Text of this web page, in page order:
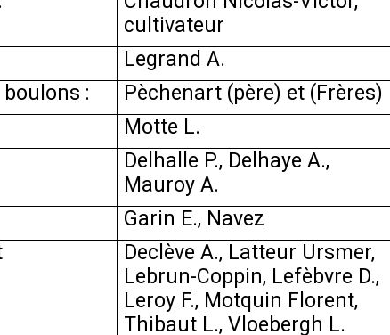
cultivateur
Legrand A.
:
Pèchenart (père) et (Frères)
Motte L.
Delhalle P., Delhaye A.,
Mauroy A.
Garin E., Navez
Declève A., Latteur Ursmer,
Lebrun-Coppin, Lefèbvre D.,
Leroy F., Motquin Florent,
Thibaut L., Vloebergh L.